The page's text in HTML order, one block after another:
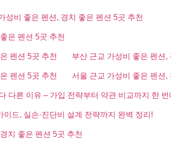
성비 좋은 펜션, 경치 좋은 펜션 5곳 추천
은 펜션 5곳 추천
펜션 5곳 추천 부산 근교 가성비 좋은 펜션,
펜션 5곳 추천 서울 근교 가성비 좋은 펜션,
다른 이유 – 가입 전략부터 약관 비교까지 한 번
드, 실손·진단비 설계 전략까지 완벽 정리!
치 좋은 펜션 5곳 추천